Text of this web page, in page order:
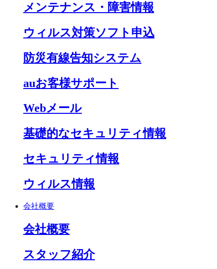
メンテナンス・障害情報
ウィルス対策ソフト申込
防災有線告知システム
auお客様サポート
Webメール
基礎的なセキュリティ情報
セキュリティ情報
ウィルス情報
会社概要
会社概要
スタッフ紹介